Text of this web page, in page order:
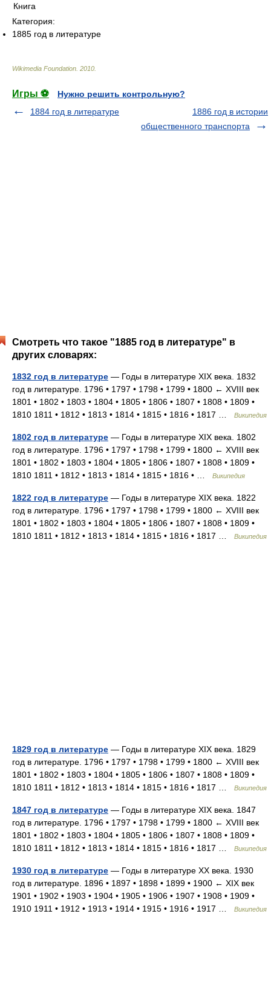
Категория:
1885 год в литературе
Wikimedia Foundation 2010
Игры ⚽
Нужно решить контрольную?
1884 год в литературе
1886 год в истории
общественного транспорта
Смотреть что такое "1885 год в литературе" в
других словарях:
1832 год в литературе — Годы в литературе XIX века. 1832
год в литературе. 1796 • 1797 • 1798 • 1799 • 1800 ← XVIII век
1801 • 1802 • 1803 • 1804 • 1805 • 1806 • 1807 • 1808 • 1809 •
1810 1811 • 1812 • 1813 • 1814 • 1815 • 1816 • 1817 …
Википедия
1802 год в литературе — Годы в литературе XIX века. 1802
год в литературе. 1796 • 1797 • 1798 • 1799 • 1800 ← XVIII век
1801 • 1802 • 1803 • 1804 • 1805 • 1806 • 1807 • 1808 • 1809 •
1810 1811 • 1812 • 1813 • 1814 • 1815 • 1816 • …
Википедия
1822 год в литературе — Годы в литературе XIX века. 1822
год в литературе. 1796 • 1797 • 1798 • 1799 • 1800 ← XVIII век
1801 • 1802 • 1803 • 1804 • 1805 • 1806 • 1807 • 1808 • 1809 •
1810 1811 • 1812 • 1813 • 1814 • 1815 • 1816 • 1817 …
Википедия
1829 год в литературе — Годы в литературе XIX века. 1829
год в литературе. 1796 • 1797 • 1798 • 1799 • 1800 ← XVIII век
1801 • 1802 • 1803 • 1804 • 1805 • 1806 • 1807 • 1808 • 1809 •
1810 1811 • 1812 • 1813 • 1814 • 1815 • 1816 • 1817 …
Википедия
1847 год в литературе — Годы в литературе XIX века. 1847
год в литературе. 1796 • 1797 • 1798 • 1799 • 1800 ← XVIII век
1801 • 1802 • 1803 • 1804 • 1805 • 1806 • 1807 • 1808 • 1809 •
1810 1811 • 1812 • 1813 • 1814 • 1815 • 1816 • 1817 …
Википедия
1930 год в литературе — Годы в литературе XX века. 1930
год в литературе. 1896 • 1897 • 1898 • 1899 • 1900 ← XIX век
1901 • 1902 • 1903 • 1904 • 1905 • 1906 • 1907 • 1908 • 1909 •
1910 1911 • 1912 • 1913 • 1914 • 1915 • 1916 • 1917 …
Википедия